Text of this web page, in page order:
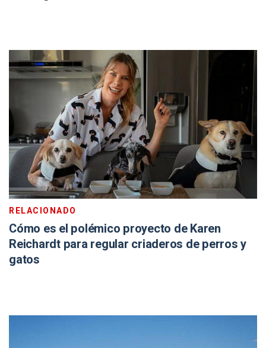
RELACIONADO
Cómo es el polémico proyecto de Karen
Reichardt para regular criaderos de perros y
gatos